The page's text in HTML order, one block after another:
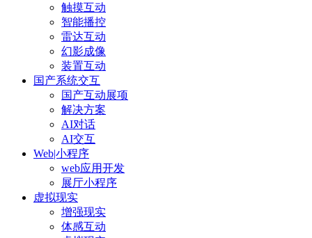
触摸互动
智能播控
雷达互动
幻影成像
装置互动
国产系统交互
国产互动展项
解决方案
AI对话
AI交互
Web|小程序
web应用开发
展厅小程序
虚拟现实
增强现实
体感互动